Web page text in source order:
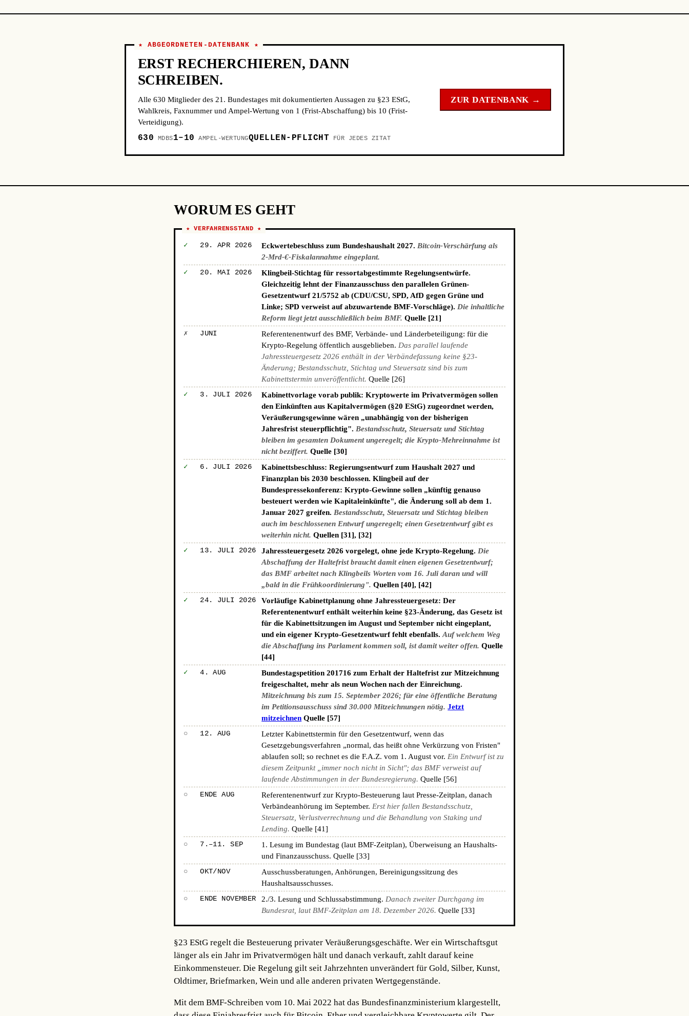
★ ABGEORDNETEN-DATENBANK ★
ERST RECHERCHIEREN, DANN
SCHREIBEN.
Alle 630 Mitglieder des 21. Bundestages mit dokumentierten Aussagen zu §23 EStG,
Wahlkreis, Faxnummer und Ampel-Wertung von 1 (Frist-Abschaffung) bis 10 (Frist-
Verteidigung).
630 MDBS1–10 AMPEL-WERTUNGQUELLEN-PFLICHT FÜR JEDES ZITAT
ZUR DATENBANK →
WORUM ES GEHT
★ VERFAHRENSSTAND ★
✓ 29. APR 2026 Eckwertebeschluss zum Bundeshaushalt 2027. Bitcoin-Verschärfung als
2-Mrd-€-Fiskalannahme eingeplant.
✓ 20. MAI 2026
Klingbeil-Stichtag für ressortabgestimmte Regelungsentwürfe.
Gleichzeitig lehnt der Finanzausschuss den parallelen Grünen-
Gesetzentwurf 21/5752 ab (CDU/CSU, SPD, AfD gegen Grüne und
Linke; SPD verweist auf abzuwartende BMF-Vorschläge). Die inhaltliche
Reform liegt jetzt ausschließlich beim BMF. Quelle [21]
✗ JUNI
Referentenentwurf des BMF, Verbände- und Länderbeteiligung: für die
Krypto-Regelung öffentlich ausgeblieben. Das parallel laufende
Jahressteuergesetz 2026 enthält in der Verbändefassung keine §23-
Änderung; Bestandsschutz, Stichtag und Steuersatz sind bis zum
Kabinettstermin unveröffentlicht. Quelle [26]
✓ 3. JULI 2026
Kabinettvorlage vorab publik: Kryptowerte im Privatvermögen sollen
den Einkünften aus Kapitalvermögen (§20 EStG) zugeordnet werden,
Veräußerungsgewinne wären „unabhängig von der bisherigen
Jahresfrist steuerpflichtig". Bestandsschutz, Steuersatz und Stichtag
bleiben im gesamten Dokument ungeregelt; die Krypto-Mehreinnahme ist
nicht beziffert. Quelle [30]
✓ 6. JULI 2026
Kabinettsbeschluss: Regierungsentwurf zum Haushalt 2027 und
Finanzplan bis 2030 beschlossen. Klingbeil auf der
Bundespressekonferenz: Krypto-Gewinne sollen „künftig genauso
besteuert werden wie Kapitaleinkünfte", die Änderung soll ab dem 1.
Januar 2027 greifen. Bestandsschutz, Steuersatz und Stichtag bleiben
auch im beschlossenen Entwurf ungeregelt; einen Gesetzentwurf gibt es
weiterhin nicht. Quellen [31], [32]
✓ 13. JULI 2026 Jahressteuergesetz 2026 vorgelegt, ohne jede Krypto-Regelung. Die
Abschaffung der Haltefrist braucht damit einen eigenen Gesetzentwurf;
das BMF arbeitet nach Klingbeils Worten vom 16. Juli daran und will
„bald in die Frühkoordinierung". Quellen [40], [42]
✓ 24. JULI 2026
Vorläufige Kabinettplanung ohne Jahressteuergesetz: Der
Referentenentwurf enthält weiterhin keine §23-Änderung, das Gesetz ist
für die Kabinettsitzungen im August und September nicht eingeplant,
und ein eigener Krypto-Gesetzentwurf fehlt ebenfalls.Auf welchem Weg
die Abschaffung ins Parlament kommen soll, ist damit weiter offen. Quelle
[44]
✓ 4. AUG
Bundestagspetition 201716 zum Erhalt der Haltefrist zur Mitzeichnung
freigeschaltet, mehr als neun Wochen nach der Einreichung.
Mitzeichnung bis zum 15. September 2026; für eine öffentliche Beratung
im Petitionsausschuss sind 30.000 Mitzeichnungen nötig. Jetzt
mitzeichnen Quelle [57]
○ 12. AUG
Letzter Kabinettstermin für den Gesetzentwurf, wenn das
Gesetzgebungsverfahren „normal, das heißt ohne Verkürzung von Fristen"
ablaufen soll; so rechnet es die F.A.Z. vom 1. August vor. Ein Entwurf ist zu
diesem Zeitpunkt „immer noch nicht in Sicht"; das BMF verweist auf
laufende Abstimmungen in der Bundesregierung. Quelle [56]
○ ENDE AUG
Referentenentwurf zur Krypto-Besteuerung laut Presse-Zeitplan, danach
Verbändeanhörung im September. Erst hier fallen Bestandsschutz,
Steuersatz, Verlustverrechnung und die Behandlung von Staking und
Lending. Quelle [41]
○ 7.–11. SEP
1. Lesung im Bundestag (laut BMF-Zeitplan), Überweisung an Haushalts-
und Finanzausschuss.Quelle [33]
○ OKT/NOV
Ausschussberatungen, Anhörungen, Bereinigungssitzung des
Haushaltsausschusses.
○ ENDE NOVEMBER 2./3. Lesung und Schlussabstimmung. Danach zweiter Durchgang im
Bundesrat, laut BMF-Zeitplan am 18. Dezember 2026. Quelle [33]
§23 EStG regelt die Besteuerung privater Veräußerungsgeschäfte. Wer ein Wirtschaftsgut
länger als ein Jahr im Privatvermögen hält und danach verkauft, zahlt darauf keine
Einkommensteuer. Die Regelung gilt seit Jahrzehnten unverändert für Gold, Silber, Kunst,
Oldtimer, Briefmarken, Wein und alle anderen privaten Wertgegenstände.
Mit dem BMF-Schreiben vom 10. Mai 2022 hat das Bundesfinanzministerium klargestellt,